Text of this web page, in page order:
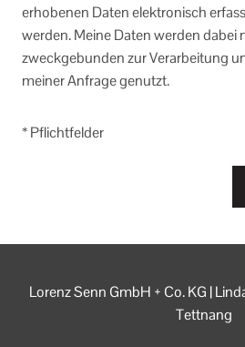
erhobenen Daten elektronisch
werden. Meine Daten werden dabei
zweckgebunden zur Verarbeitung
meiner Anfrage genutzt.
* Pflichtfelder
Lorenz Senn GmbH + Co. KG |
Tettnang